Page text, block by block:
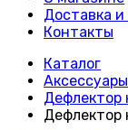
Доставка и
Контакты
Каталог
Дефлектор
Дефлектор